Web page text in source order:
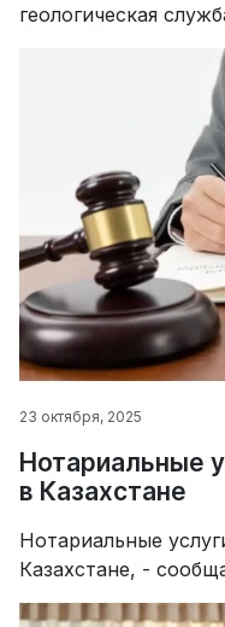
геологическая
23 октября, 2025
Нотариальные
в Казахстане
Нотариальные
Казахстане, -